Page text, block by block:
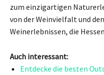
zum einzigartigen
von der Weinvielfalt und
Weinerlebnissen, die
Auch interessant:
Entdecke die besten